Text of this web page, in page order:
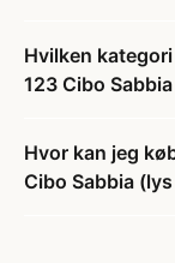
Hvilken
123 Cibo
Hvor kan jeg
Cibo Sabbia